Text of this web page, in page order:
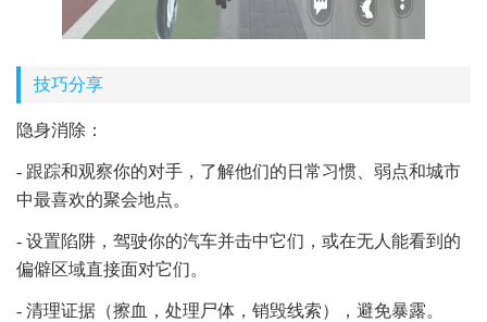
技巧分享
隐身消除：
- 跟踪和观察你的对手，了解他们的日常习惯、弱点和城市
中最喜欢的聚会地点。
- 设置陷阱，驾驶你的汽车并击中它们，或在无人能看到的
偏僻区域直接面对它们。
- 清理证据（擦血，处理尸体，销毁线索），避免暴露。